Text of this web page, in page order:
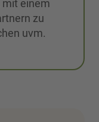
mit einem
zu
uvm.